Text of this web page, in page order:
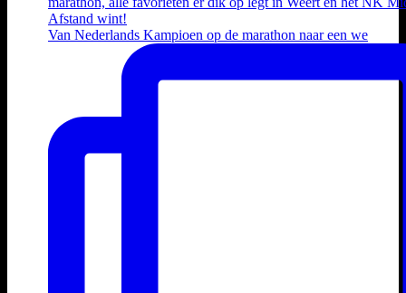
Van Nederlands Kampioen op de marathon naar een we